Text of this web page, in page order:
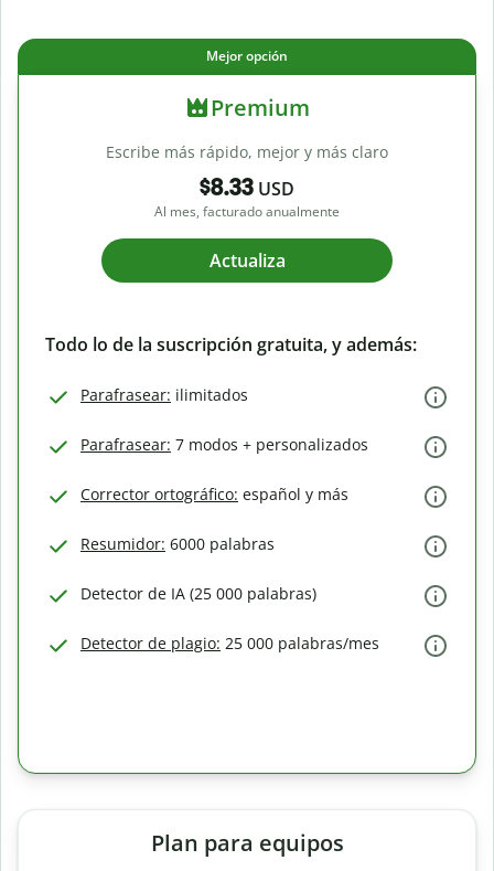
Mejor opción
Premium
Escribe más rápido, mejor y más claro
$8.33 USD
Al mes, facturado anualmente
Actualiza
Todo lo de la suscripción gratuita, y además:
Parafrasear: ilimitados
Parafrasear: 7 modos + personalizados
Corrector ortográfico: español y más
Resumidor: 6000 palabras
Detector de IA (25 000 palabras)
Detector de plagio: 25 000 palabras/mes
Plan para equipos